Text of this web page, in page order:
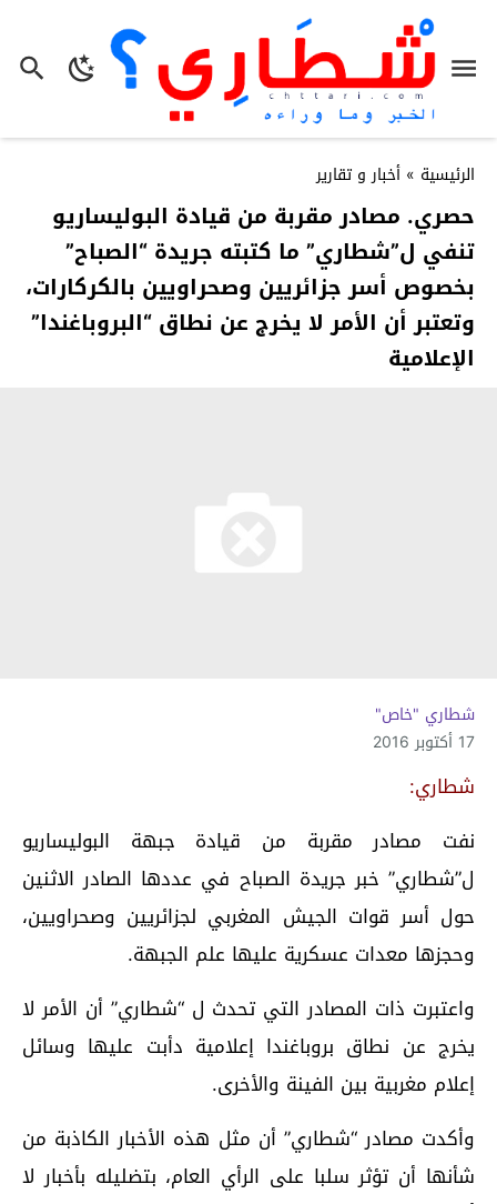
الرئيسية » أخبار و تقارير
حصري. مصادر مقربة من قيادة البوليساريو
تنفي ل”شطاري” ما كتبته جريدة “الصباح”
بخصوص أسر جزائريين وصحراويين بالكركارات،
وتعتبر أن الأمر لا يخرج عن نطاق “البروباغندا”
الإعلامية
شطاري "خاص"
17 أكتوبر 2016
شطاري:
نفت مصادر مقربة من قيادة جبهة البوليساريو
ل”شطاري” خبر جريدة الصباح في عددها الصادر الاثنين
حول أسر قوات الجيش المغربي لجزائريين وصحراويين،
وحجزها معدات عسكرية عليها علم الجبهة.
واعتبرت ذات المصادر التي تحدث ل “شطاري” أن الأمر لا
يخرج عن نطاق بروباغندا إعلامية دأبت عليها وسائل
إعلام مغربية بين الفينة والأخرى.
وأكدت مصادر “شطاري” أن مثل هذه الأخبار الكاذبة من
شأنها أن تؤثر سلبا على الرأي العام، بتضليله بأخبار لا